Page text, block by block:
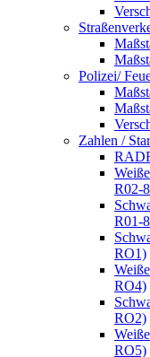
Polizei/
Zahlen /
R02-
R01-
RO1)
RO4)
RO2)
RO5)